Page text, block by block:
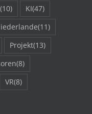
(10) KI(47)
(11)
Projekt(13)
(8)
VR(8)